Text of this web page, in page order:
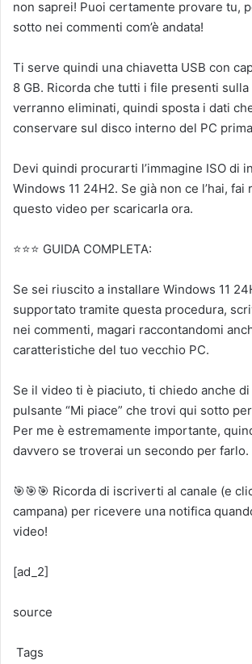
non saprei! Puoi certamente provare tu,
sotto nei commenti com’è andata!
Ti serve quindi una chiavetta USB con
8 GB. Ricorda che tutti i file presenti
verranno eliminati, quindi sposta i dati
conservare sul disco interno del PC
Devi quindi procurarti l’immagine ISO di
Windows 11 24H2. Se già non ce l’hai,
questo video per scaricarla ora.
⭐⭐⭐ GUIDA COMPLETA:
Se sei riuscito a installare Windows 11
supportato tramite questa procedura,
nei commenti, magari raccontandomi
caratteristiche del tuo vecchio PC.
Se il video ti è piaciuto, ti chiedo anche
pulsante “Mi piace” che trovi qui sotto
Per me è estremamente importante,
davvero se troverai un secondo per farlo.
🎯🎯🎯 Ricorda di iscriverti al canale (e
campana) per ricevere una notifica
video!
[ad_2]
source
Tags